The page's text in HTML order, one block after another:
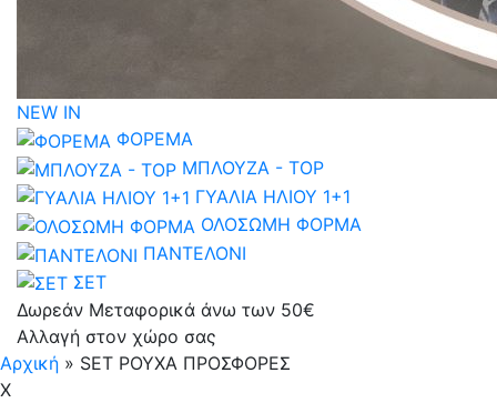
NEW IN
ΦΟΡΕΜΑ
ΜΠΛΟΥΖΑ - TOP
ΓΥΑΛΙΑ ΗΛΙΟΥ 1+1
ΟΛΟΣΩΜΗ ΦΟΡΜΑ
ΠΑΝΤΕΛΟΝΙ
ΣΕΤ
Δωρεάν Μεταφορικά άνω των 50€
Αλλαγή στον χώρο σας
Αρχική » SET ΡΟΥΧΑ ΠΡΟΣΦΟΡΕΣ
X